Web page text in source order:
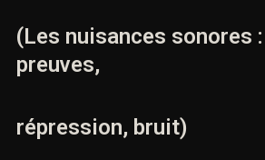
(Les nuisances sonores
preuves,
répression, bruit)